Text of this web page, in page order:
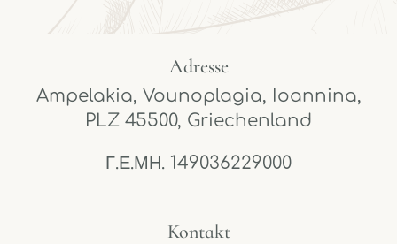
Adresse
Ampelakia, Vounoplagia, Ioannina,
PLZ 45500, Griechenland
Γ.Ε.ΜΗ. 149036229000
Kontakt